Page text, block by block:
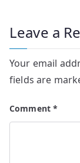
Leave a
Your email
fields are
Comment*